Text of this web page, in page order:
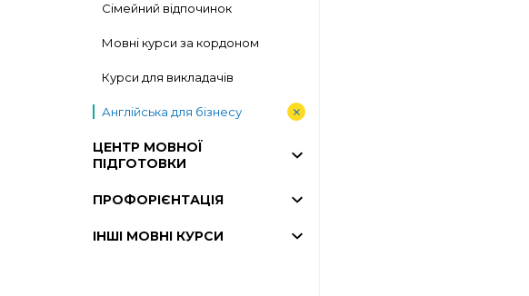
Сімейний відпочинок
Мовні курси за кордоном
Курси для викладачів
Англійська для бізнесу
ЦЕНТР МОВНОЇ
ПІДГОТОВКИ
ПРОФОРІЄНТАЦІЯ
ІНШІ МОВНІ КУРСИ